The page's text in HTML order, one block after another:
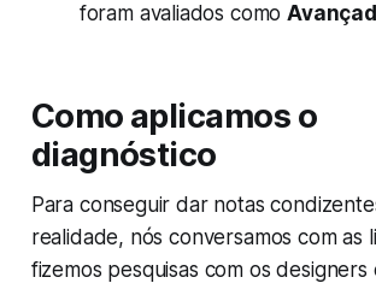
foram avaliados como
Como aplicamos o
diagnóstico
Para conseguir dar notas
realidade, nós conversamos com as
fizemos pesquisas com os